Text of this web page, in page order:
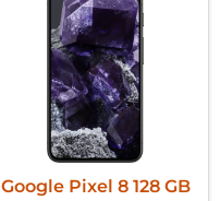
Google Pixel 8 128 GB